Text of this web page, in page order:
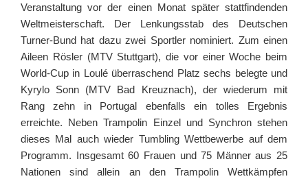
Veranstaltung vor der einen Monat später stattfindenden
Weltmeisterschaft. Der Lenkungsstab des Deutschen
Turner-Bund hat dazu zwei Sportler nominiert. Zum einen
Aileen Rösler (MTV Stuttgart), die vor einer Woche beim
World-Cup in Loulé überraschend Platz sechs belegte und
Kyrylo Sonn (MTV Bad Kreuznach), der wiederum mit
Rang zehn in Portugal ebenfalls ein tolles Ergebnis
erreichte. Neben Trampolin Einzel und Synchron stehen
dieses Mal auch wieder Tumbling Wettbewerbe auf dem
Programm. Insgesamt 60 Frauen und 75 Männer aus 25
Nationen sind allein an den Trampolin Wettkämpfen